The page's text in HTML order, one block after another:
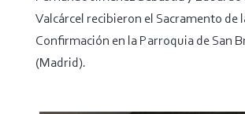
Valcárcel recibieron el Sacramento de
Confirmación en la Parroquia de San
(Madrid).